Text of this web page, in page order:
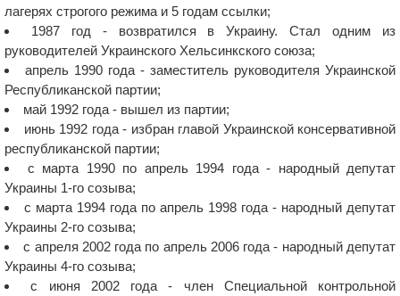
лагерях строгого режима и 5 годам ссылки;
1987 год - возвратился в Украину. Стал одним из
руководителей Украинского Хельсинкского союза;
апрель 1990 года - заместитель руководителя Украинской
Республиканской партии;
май 1992 года - вышел из партии;
июнь 1992 года - избран главой Украинской консервативной
республиканской партии;
с марта 1990 по апрель 1994 года - народный депутат
Украины 1-го созыва;
с марта 1994 года по апрель 1998 года - народный депутат
Украины 2-го созыва;
с апреля 2002 года по апрель 2006 года - народный депутат
Украины 4-го созыва;
с июня 2002 года - член Специальной контрольной